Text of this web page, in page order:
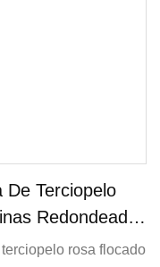
De Terciopelo
Redondeadas
rosa flocado